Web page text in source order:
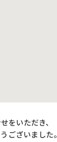
をいただき、
ございました。